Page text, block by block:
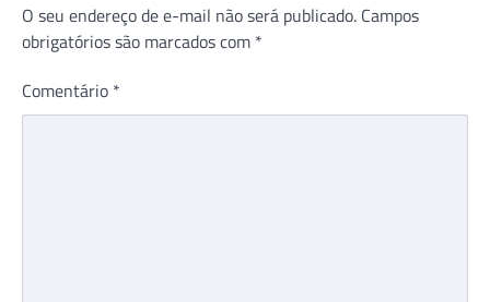
O seu endereço de e-mail não será publicado. Campos
obrigatórios são marcados com *
Comentário *